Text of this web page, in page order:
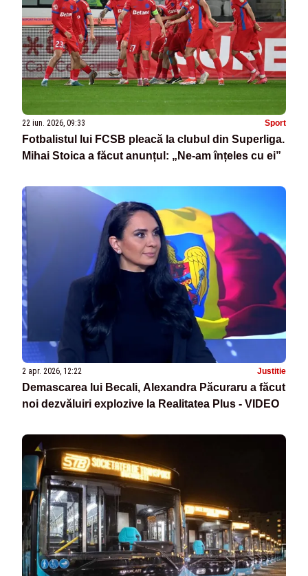
22 iun. 2026, 09:33 Sport
Fotbalistul lui FCSB pleacă la clubul din Superliga.
Mihai Stoica a făcut anunțul: „Ne-am înțeles cu ei”
2 apr. 2026, 12:22 Justitie
Demascarea lui Becali, Alexandra Păcuraru a făcut
noi dezvăluiri explozive la Realitatea Plus - VIDEO